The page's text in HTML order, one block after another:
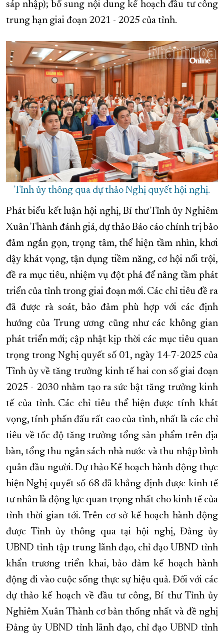
sáp nhập); bổ sung nội dung kế hoạch đầu tư công
trung hạn giai đoạn 2021 - 2025 của tỉnh.
Tỉnh ủy thông qua dự thảo Nghị quyết hội nghị.
Phát biểu kết luận hội nghị, Bí thư Tỉnh ủy Nghiêm
Xuân Thành đánh giá, dự thảo Báo cáo chính trị bảo
đảm ngắn gọn, trọng tâm, thể hiện tầm nhìn, khơi
dậy khát vọng, tận dụng tiềm năng, cơ hội nổi trội,
đề ra mục tiêu, nhiệm vụ đột phá để nâng tầm phát
triển của tỉnh trong giai đoạn mới. Các chỉ tiêu đề ra
đã được rà soát, bảo đảm phù hợp với các định
hướng của Trung ương cũng như các không gian
phát triển mới; cập nhật kịp thời các mục tiêu quan
trọng trong Nghị quyết số 01, ngày 14-7-2025 của
Tỉnh ủy về tăng trưởng kinh tế hai con số giai đoạn
2025 - 2030 nhằm tạo ra sức bật tăng trưởng kinh
tế của tỉnh. Các chỉ tiêu thể hiện được tính khát
vọng, tính phấn đấu rất cao của tỉnh, nhất là các chỉ
tiêu về tốc độ tăng trưởng tổng sản phẩm trên địa
bàn, tổng thu ngân sách nhà nước và thu nhập bình
quân đầu người. Dự thảo Kế hoạch hành động thực
hiện Nghị quyết số 68 đã khẳng định được kinh tế
tư nhân là động lực quan trọng nhất cho kinh tế của
tỉnh thời gian tới. Trên cơ sở kế hoạch hành động
được Tỉnh ủy thông qua tại hội nghị, Đảng ủy
UBND tỉnh tập trung lãnh đạo, chỉ đạo UBND tỉnh
khẩn trương triển khai, bảo đảm kế hoạch hành
động đi vào cuộc sống thực sự hiệu quả. Đối với các
dự thảo kế hoạch về đầu tư công, Bí thư Tỉnh ủy
Nghiêm Xuân Thành cơ bản thống nhất và đề nghị
Đảng ủy UBND tỉnh lãnh đạo, chỉ đạo UBND tỉnh